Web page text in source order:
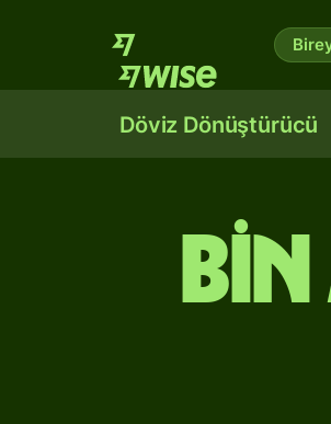
Döviz Dönüştürücü